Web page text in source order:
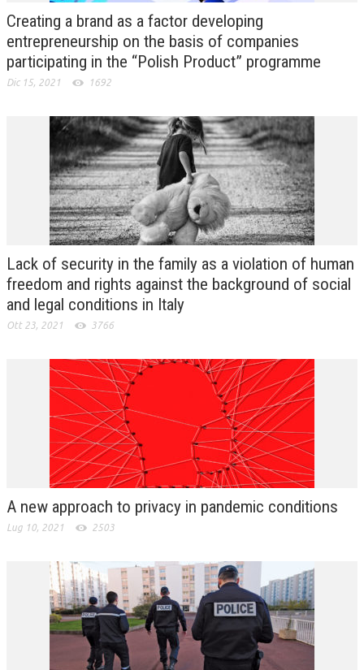
Creating a brand as a factor developing
entrepreneurship on the basis of companies
participating in the “Polish Product” programme
Dic 15, 2021 1692
Lack of security in the family as a violation of human
freedom and rights against the background of social
and legal conditions in Italy
Ott 23, 2021 3766
A new approach to privacy in pandemic conditions
Lug 10, 2021 2503